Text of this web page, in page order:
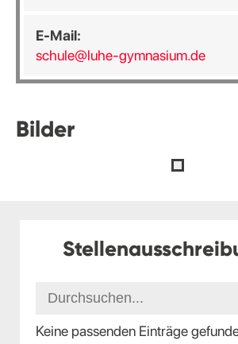
E-Mail:
schule@luhe-gymnasium.de
Bilder
Keine passenden Einträge